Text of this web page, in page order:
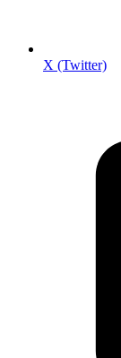
X (Twitter)